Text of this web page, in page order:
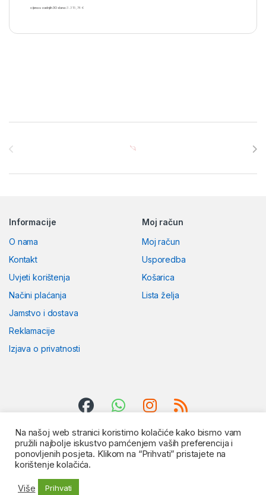
cijena u zadnjih 30 dana:3.315,74€
Informacije
O nama
Kontakt
Uvjeti korištenja
Načini plaćanja
Jamstvo i dostava
Reklamacije
Izjava o privatnosti
Moj račun
Moj račun
Usporedba
Košarica
Lista želja
Na našoj web stranici koristimo kolačiće kako bismo vam
pružili najbolje iskustvo pamćenjem vaših preferencija i
ponovljenih posjeta. Klikom na “Prihvati” pristajete na
korištenje kolačića.
Više Prihvati